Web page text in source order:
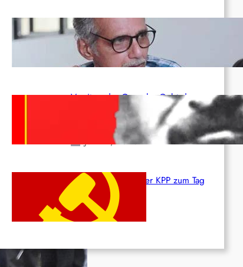
Indien: „Die Politik der
Kapitulation“ von K. Murali (Ajith)
Juli 1, 2026
Vorsitzender Gonzalo: Gebt das
Leben für die Partei und die
Juni 19, 2026
Beschluss des ZK der KPP zum Tag
des Heldentums
Juni 19, 2026